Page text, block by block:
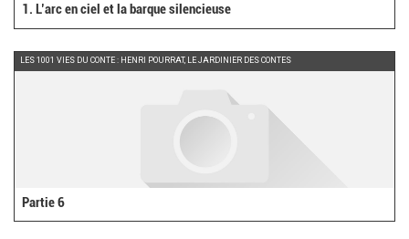
1. L’arc en ciel et la barque silencieuse
LES 1001 VIES DU CONTE : HENRI POURRAT, LE JARDINIER DES CONTES
Partie 6